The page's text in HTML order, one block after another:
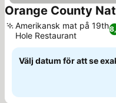
Orange County
Amerikansk mat på 19th
Hole Restaurant
Välj datum för att se